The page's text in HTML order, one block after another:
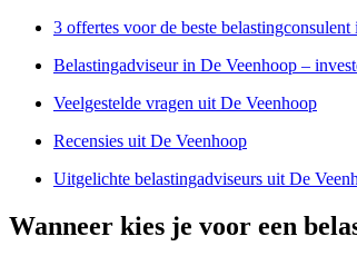
3 offertes voor de beste
Belastingadviseur in De Veenhoop –
Veelgestelde vragen uit De Veenhoop
Recensies uit De Veenhoop
Uitgelichte belastingadviseurs uit De
Wanneer kies je voor een